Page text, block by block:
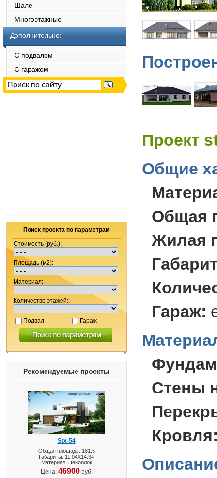
Шале
Многоэтажные
Дополнительно:
С подвалом
С гаражом
Поиск проекта по параметрам
Стоимость (руб.):
Площадь (м2):
Материал:
Количество этажей::
Подвал Гараж
Рекомендуемые проекты
Stx-54
Общая площадь: 181.5
Габариты: 11.04X14.34
Материал: Пеноблок
Цена: 46900руб.
Проект
Общие
Общая
Жилая
Гараж:
Стены